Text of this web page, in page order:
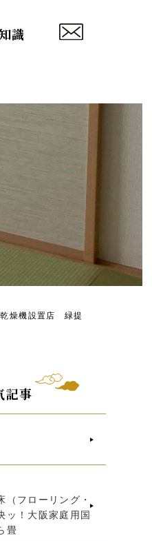
識
乾燥機設置店 緑提
記事
（フローリング・
ッ！大阪家庭用国
畳